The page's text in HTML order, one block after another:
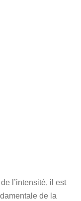
l’intensité, il est
de la